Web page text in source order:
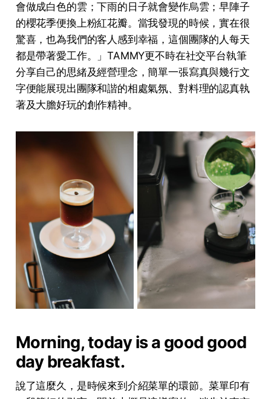
會做成⽩⾊的雲；下⾬的⽇⼦就會變作烏雲；早陣⼦
的櫻花季便換上粉紅花瓣。當我發現的時候，實在很
驚喜，也為我們的客⼈感到幸福，這個團隊的⼈每天
都是帶著愛⼯作。」TAMMY更不時在社交平台執筆
分享⾃⼰的思緒及經營理念，簡單⼀張寫真與幾⾏⽂
字便能展現出團隊和諧的相處氣氛、對料理的認真執
著及⼤膽好玩的創作精神。
Morning, today is a good good
day breakfast.
說了這麼久，是時候來到介紹菜單的環節。菜單印有